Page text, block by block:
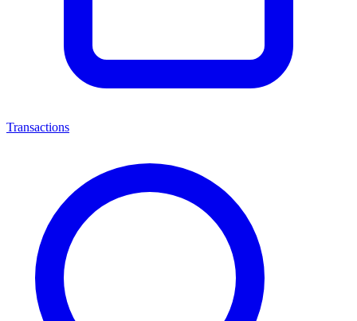
Transactions